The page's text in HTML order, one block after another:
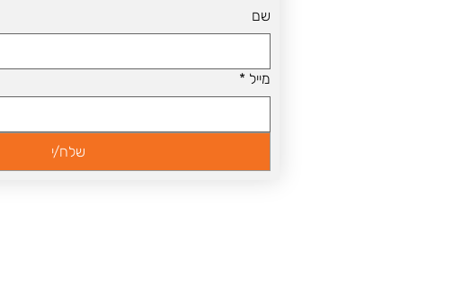
שם
מייל *
שלח/י